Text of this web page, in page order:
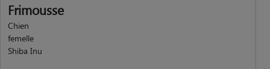
Frimousse
Chien
femelle
Shiba Inu